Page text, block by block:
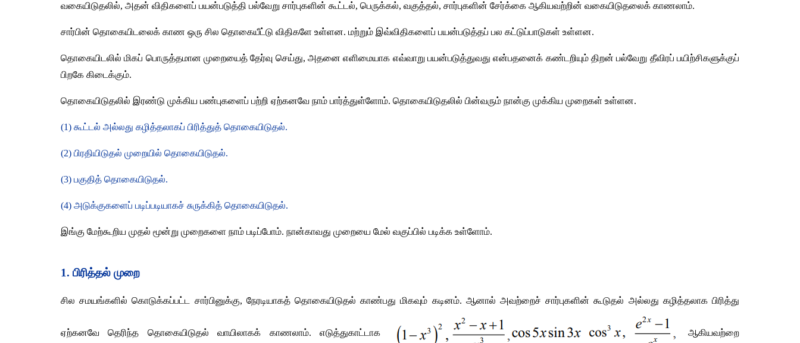
வகையிடுதலில், அதன் விதிகளைப் பயன்படுத்தி பல்வேறு சார்புகளின் கூட்டல், பெருக்கல், வகுத்தல், சார்புகளின் சேர்க்கை ஆகியவற்றின் வகையிடுதலைக் காணலாம்.
சார்பின் தொகையிடலைக் காண ஒரு சில தொகையீட்டு விதிகளே உள்ளன. மற்றும் இவ்விதிகளைப் பயன்படுத்தப் பல கட்டுப்பாடுகள் உள்ளன.
தொகையிடலில் மிகப் பொருத்தமான முறையைத் தேர்வு செய்து, அதனை எளிமையாக எவ்வாறு பயன்படுத்துவது என்பதனைக் கண்டறியும் திறன் பல்வேறு தீவிரப் பயிற்சிகளுக்குப்
பிறகே கிடைக்கும்.
தொகையிடுதலில் இரண்டு முக்கிய பண்புகளைப் பற்றி ஏற்கனவே நாம் பார்த்துள்ளோம். தொகையிடுதலில் பின்வரும் நான்கு முக்கிய முறைகள் உள்ளன.
(1) கூட்டல் அல்லது கழித்தலாகப் பிரித்துத் தொகையிடுதல்.
(2) பிரதியிடுதல் முறையில் தொகையிடுதல்.
(3) பகுதித் தொகையிடுதல்.
(4) அடுக்குகளைப் படிப்படியாகச் சுருக்கித் தொகையிடுதல்.
இங்கு மேற்கூறிய முதல் மூன்று முறைகளை நாம் படிப்போம். நான்காவது முறையை மேல் வகுப்பில் படிக்க உள்ளோம்.
1. பிரித்தல் முறை
சில சமயங்களில் கொடுக்கப்பட்ட சார்பினுக்கு, நேரடியாகத் தொகையிடுதல் காண்பது மிகவும் கடினம். ஆனால் அவற்றைச் சார்புகளின் கூடுதல் அல்லது கழித்தலாக பிரித்து
ஏற்கனவே தெரிந்த தொகையிடுதல் வாயிலாகக் காணலாம். எடுத்துகாட்டாக ஆகியவற்றை